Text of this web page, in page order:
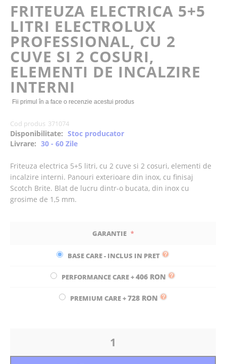
of
the
images
gallery
FRITEUZA ELECTRICA 5+5
LITRI ELECTROLUX
PROFESSIONAL, CU 2
CUVE SI 2 COSURI,
ELEMENTI DE INCALZIRE
INTERNI
Fii primul în a face o recenzie acestui produs
Cod produs 371074
Disponibilitate: Stoc producator
Livrare: 30 - 60 Zile
Friteuza electrica 5+5 litri, cu 2 cuve si 2 cosuri, elementi de
incalzire interni. Panouri exterioare din inox, cu finisaj
Scotch Brite. Blat de lucru dintr-o bucata, din inox cu
grosime de 1,5 mm.
GARANTIE
BASE CARE - INCLUS IN PRET
PERFORMANCE CARE+406 RON
PREMIUM CARE+728 RON